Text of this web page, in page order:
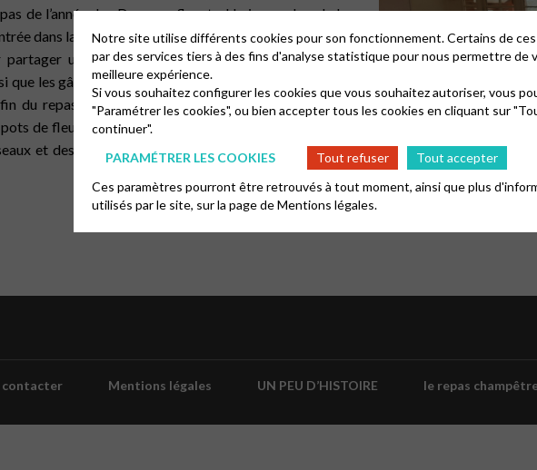
de l’année des Deux confluents. Un joyeux brouhaha
dans la salle. Les uns et les autres étaient heureux de
un succulent repas : le sauté de veau a été
les gâteaux à l’ananas préparés par nos pâtissières.
du repas a fait de nombreux gagnants déjà prêts à
de fleurs reçus grâce au tirage au sort ainsi que des
et des hôtels à insectes. Un vrai moment convivial
contacter Mentions légales UN PEU D’HISTOIRE le repas
Notre site utilise différents cookies pour son fonctionnement. Certains de
par des services tiers à des fins d'analyse statistique pour nous permettre de
meilleure expérience.
Si vous souhaitez configurer les cookies que vous souhaitez autoriser, vous
"Paramétrer les cookies", ou bien accepter tous les cookies en cliquant sur
continuer".
PARAMÉTRER LES COOKIES
Tout refuser
Tout accepter
Ces paramètres pourront être retrouvés à tout moment, ainsi que plus
utilisés par le site, sur la page deMentions légales.